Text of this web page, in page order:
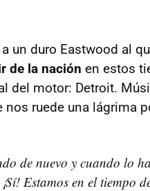
un duro Eastwood al
de la nación en estos
del motor: Detroit.
nos ruede una lágrima
de nuevo y cuando lo
Estamos en el tiempo